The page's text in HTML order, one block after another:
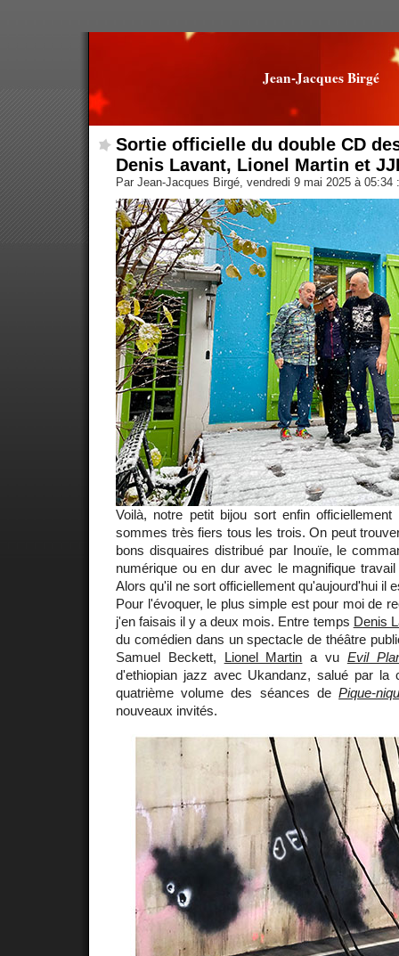
Jean-Jacques Birgé
Sortie officielle du double CD
Denis Lavant, Lionel Martin et
Par Jean-Jacques Birgé, vendredi 9 mai 2025 à 05:34
Voilà, notre petit bijou sort enfin
sommes très fiers tous les trois. On peut
bons disquaires distribué par Inouïe, le
numérique ou en dur avec le magnifique
Alors qu'il ne sort officiellement qu'aujourd'hui il
Pour l'évoquer, le plus simple est pour moi de
j'en faisais il y a deux mois. Entre temps Denis
du comédien dans un spectacle de théâtre
Samuel Beckett, Lionel Martin a vu Evil
d'ethiopian jazz avec Ukandanz, salué par la
quatrième volume des séances dePique-
nouveaux invités.